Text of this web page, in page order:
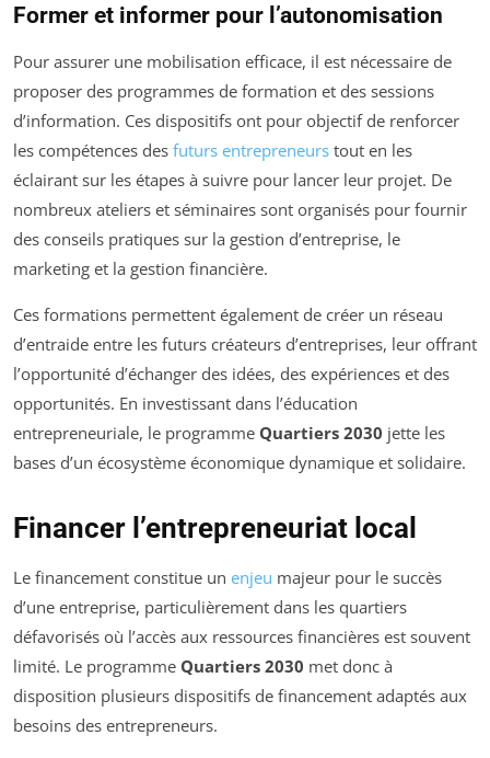
Former et informer pour l’autonomisation
Pour assurer une mobilisation efficace, il est nécessaire de
proposer des programmes de formation et des sessions
d’information. Ces dispositifs ont pour objectif de renforcer
les compétences des futurs entrepreneurs tout en les
éclairant sur les étapes à suivre pour lancer leur projet. De
nombreux ateliers et séminaires sont organisés pour fournir
des conseils pratiques sur la gestion d’entreprise, le
marketing et la gestion financière.
Ces formations permettent également de créer un réseau
d’entraide entre les futurs créateurs d’entreprises, leur offrant
l’opportunité d’échanger des idées, des expériences et des
opportunités. En investissant dans l’éducation
entrepreneuriale, le programme Quartiers 2030 jette les
bases d’un écosystème économique dynamique et solidaire.
Financer l’entrepreneuriat local
Le financement constitue un enjeu majeur pour le succès
d’une entreprise, particulièrement dans les quartiers
défavorisés où l’accès aux ressources financières est souvent
limité. Le programme Quartiers 2030 met donc à
disposition plusieurs dispositifs de financement adaptés aux
besoins des entrepreneurs.